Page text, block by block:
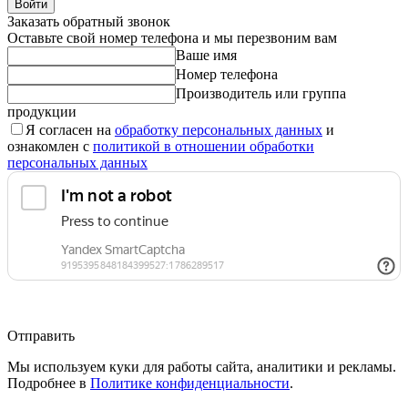
Войти
Заказать обратный звонок
Оставьте свой номер телефона и мы перезвоним вам
Ваше имя
Номер телефона
Производитель или группа
продукции
Я согласен на обработку персональных данных и
ознакомлен с политикой в отношении обработки
персональных данных
Отправить
Мы используем куки для работы сайта, аналитики и рекламы.
Подробнее в Политике конфиденциальности.